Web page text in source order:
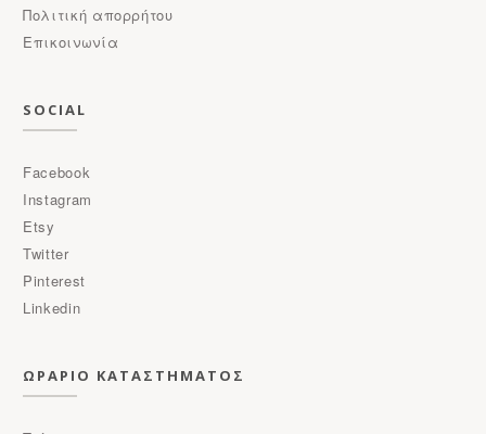
Πολιτική απορρήτου
Επικοινωνία
SOCIAL
Facebook
Instagram
Etsy
Twitter
Pinterest
Linkedin
ΩΡΑΡΙΟ ΚΑΤΑΣΤΗΜΑΤΟΣ